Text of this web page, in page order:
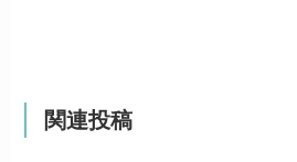
関連投稿